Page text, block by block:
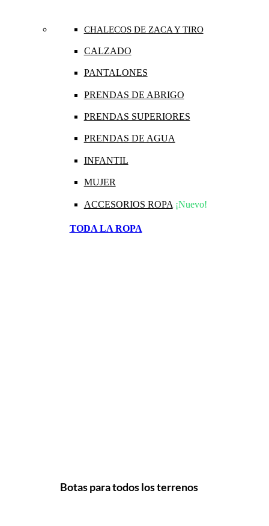
CHALECOS DE ZACA Y TIRO
CALZADO
PANTALONES
PRENDAS DE ABRIGO
PRENDAS SUPERIORES
PRENDAS DE AGUA
INFANTIL
MUJER
ACCESORIOS ROPA ¡Nuevo!
TODA LA ROPA
Botas para todos los terrenos